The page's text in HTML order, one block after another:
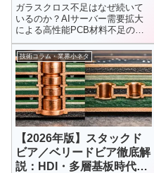
ガラスクロス不足はなぜ続いて
いるのか？AIサーバー需要拡大
による高性能PCB材料不足の背
景を解説。FR-4基板・Low Dk
材・高多層基板との関係や、プ
リント基板業界への影響、今後
の見通しまで詳しく紹介しま
す。
技術コラム・業界小ネタ
【2026年版】スタックド
ビア／ベリードビア徹底解
説：HDI・多層基板時代の